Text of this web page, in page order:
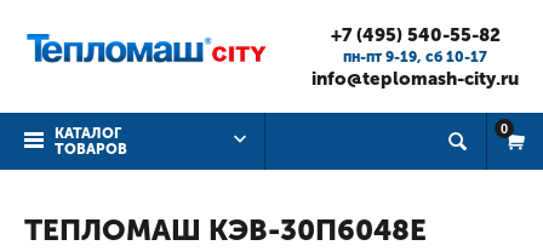
+7 (495) 540-55-82
пн-пт 9-19, cб 10-17
info@teplomash-city.ru
КАТАЛОГ
ТОВАРОВ
0
ТЕПЛОМАШ КЭВ-30П6048Е